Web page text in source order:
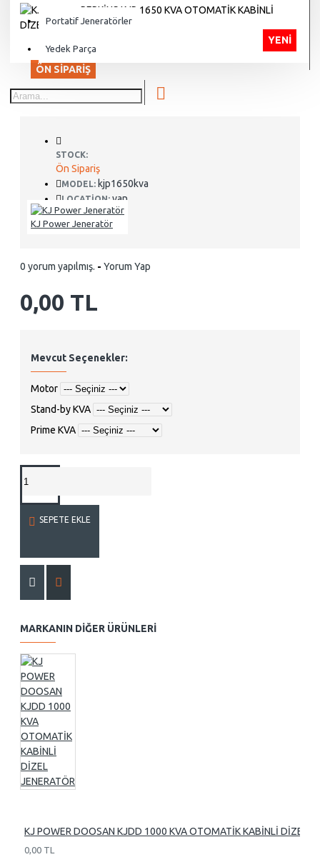
Portatif Jeneratörler
Yedek Parça
YENI
ÖN SIPARIŞ
STOCK:
Ön Sipariş
MODEL: kjp1650kva
LOCATION: van
KJ Power Jeneratör
0 yorum yapılmış. - Yorum Yap
0,00 TL
Mevcut Seçenekler:
Motor
Stand-by KVA
Prime KVA
SEPETE EKLE
MARKANIN DIĞER ÜRÜNLERI
KJ POWER DOOSAN KJDD 1000 KVA OTOMATİK KABİNLİ DİZEL
0,00 TL